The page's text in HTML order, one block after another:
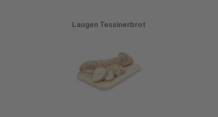
Laugen Tessinerbrot